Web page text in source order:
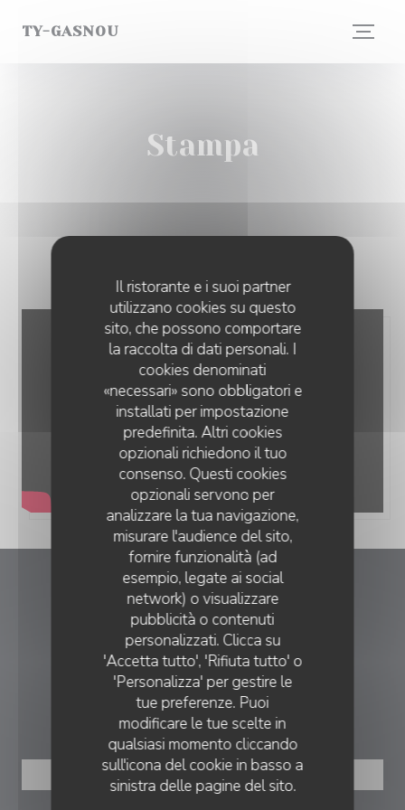
Il ristorante e i suoi partner
utilizzano cookies su questo
sito, che possono comportare
la raccolta di dati personali. I
cookies denominati
«necessari» sono obbligatori e
installati per impostazione
predefinita. Altri cookies
opzionali richiedono il tuo
consenso. Questi cookies
opzionali servono per
analizzare la tua navigazione,
misurare l'audience del sito,
fornire funzionalità (ad
esempio, legate ai social
network) o visualizzare
pubblicità o contenuti
personalizzati. Clicca su
'Accetta tutto', 'Rifiuta tutto' o
'Personalizza' per gestire le
tue preferenze. Puoi
modificare le tue scelte in
qualsiasi momento cliccando
sull'icona del cookie in basso a
sinistra delle pagine del sito.
TY-GASNOU
Stampa
TY-GASNOU
27 place general Leclerc 29630 PLOUGASNOU
06 32 93 47 23
PRENOTAZIONE
PRENOTA
TY-GASNOU